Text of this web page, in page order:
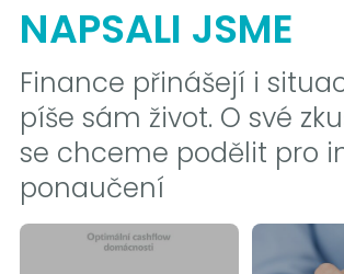
NAPSALI JSME
Finance přinášejí i
píše sám život. O své
se chceme podělit pro
ponaučení